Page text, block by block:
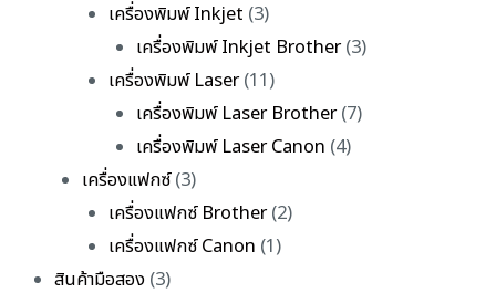
เครื่องพิมพ์ Inkjet (3)
เครื่องพิมพ์ Inkjet Brother(3)
เครื่องพิมพ์ Laser(11)
เครื่องพิมพ์ Laser Brother(7)
เครื่องพิมพ์ Laser Canon (4)
เครื่องแฟกซ์(3)
เครื่องแฟกซ์ Brother(2)
เครื่องแฟกซ์ Canon (1)
สินค้ามือสอง (3)